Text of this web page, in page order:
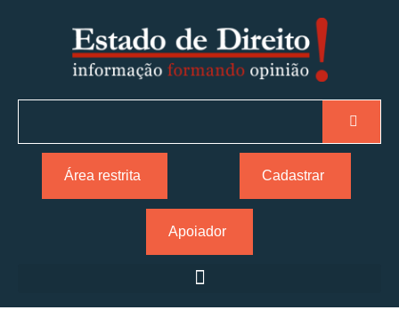
Área restrita Cadastrar
Apoiador